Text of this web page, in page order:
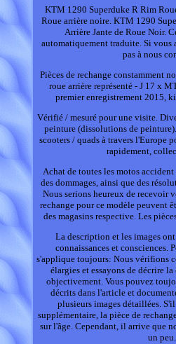
KTM 1290 Superduke R Rim
Roue arrière noire. KTM 1290
Arrière Jante de Roue Noir.
automatiquement traduite. Si vous
pas à nous
Pièces de rechange constamment
roue arrière représenté - J 17 x
premier enregistrement 2015,
Vérifié / mesuré pour une visite.
peinture (dissolutions de
scooters / quads à travers l'Europe
rapidement,
Achat de toutes les motos
des dommages, ainsi que des
Nous serions heureux de recevoir
rechange pour ce modèle peuvent
des magasins respective. Les
La description et les images
connaissances et consciences.
s'applique toujours: Nous vérifions
élargies et essayons de décrire
objectivement. Vous pouvez
décrits dans l'article et
plusieurs images détaillées.
supplémentaire, la pièce de
sur l'âge. Cependant, il arrive que
un peu.